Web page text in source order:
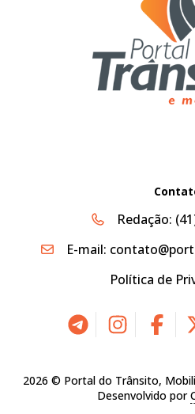
Redação:
E-mail:
Política de
2026 © Portal do Trânsito,
Desenvolvido por